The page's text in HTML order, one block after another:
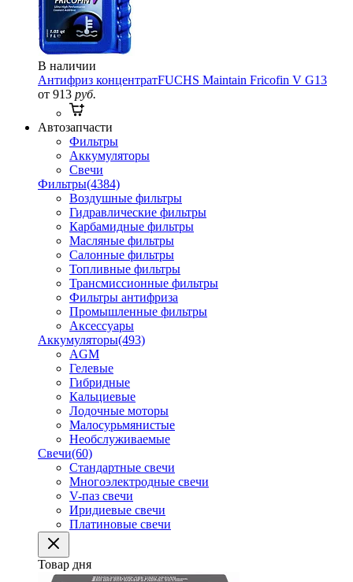
В наличии
Антифриз концентратFUCHS Maintain Fricofin V G13
от 913 руб.
Автозапчасти
Фильтры
Аккумуляторы
Свечи
Фильтры(4384)
Воздушные фильтры
Гидравлические фильтры
Карбамидные фильтры
Масляные фильтры
Салонные фильтры
Топливные фильтры
Трансмиссионные фильтры
Фильтры антифриза
Промышленные фильтры
Аксессуары
Аккумуляторы(493)
AGM
Гелевые
Гибридные
Кальциевые
Лодочные моторы
Малосурьмянистые
Необслуживаемые
Свечи(60)
Стандартные свечи
Многоэлектродные свечи
V-паз свечи
Иридиевые свечи
Платиновые свечи
Товар дня